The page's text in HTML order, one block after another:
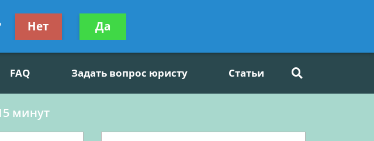
Получите консультацию
бесплатно
FAQ Задать вопрос юристу Статьи
минут
Нет Да